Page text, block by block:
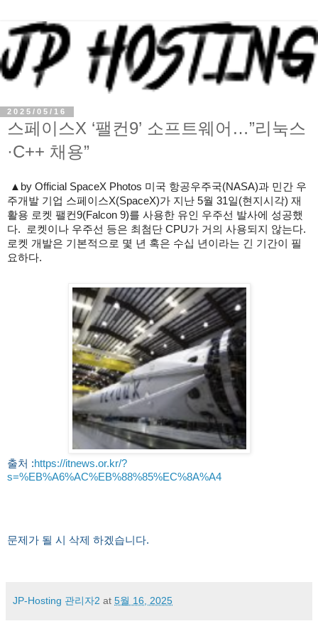
2025/05/16
스페이스X ‘팰컨9’ 소프트웨어…”리눅스
·C++ 채용”
▲by Official SpaceX Photos 미국 항공우주국(NASA)과 민간 우
주개발 기업 스페이스X(SpaceX)가 지난 5월 31일(현지시각) 재
활용 로켓 팰컨9(Falcon 9)를 사용한 유인 우주선 발사에 성공했
다. 로켓이나 우주선 등은 최첨단 CPU가 거의 사용되지 않는다.
로켓 개발은 기본적으로 몇 년 혹은 수십 년이라는 긴 기간이 필
요하다.
출처 :https://itnews.or.kr/?
s=%EB%A6%AC%EB%88%85%EC%8A%A4
문제가 될 시 삭제 하겠습니다.
JP-Hosting 관리자2 at 5월 16, 2025